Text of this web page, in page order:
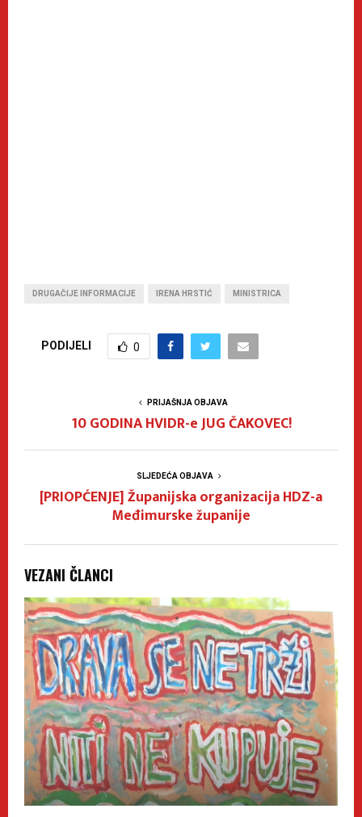
DRUGAČIJE INFORMACIJE IRENA HRSTIĆ MINISTRICA
PODIJELI 0
PRIJAŠNJA OBJAVA
10 GODINA HVIDR-e JUG ČAKOVEC!
SLJEDEĆA OBJAVA
[PRIOPĆENJE] Županijska organizacija HDZ-a
Međimurske županije
VEZANI ČLANCI